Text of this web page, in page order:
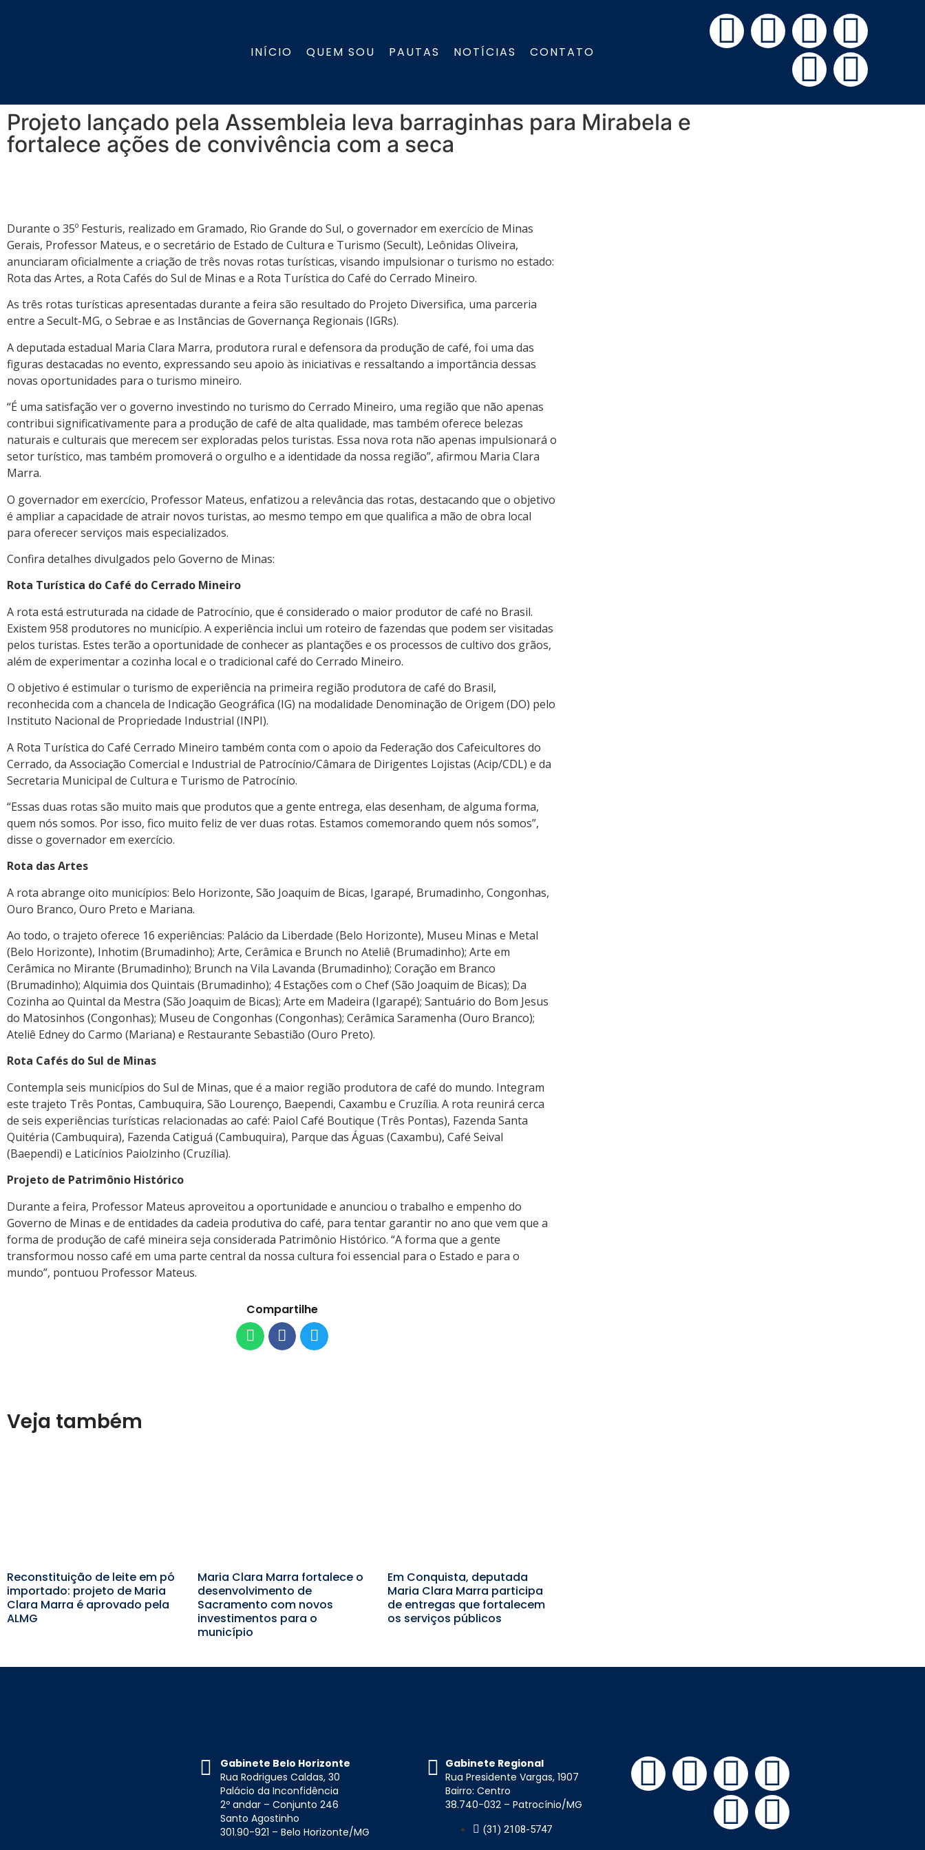
INÍCIO QUEM SOU PAUTAS NOTÍCIAS CONTATO
Projeto lançado pela Assembleia leva barraginhas para Mirabela e
fortalece ações de convivência com a seca
Durante o 35º Festuris, realizado em Gramado, Rio Grande do Sul, o governador em exercício de Minas
Gerais, Professor Mateus, e o secretário de Estado de Cultura e Turismo (Secult), Leônidas Oliveira,
anunciaram oficialmente a criação de três novas rotas turísticas, visando impulsionar o turismo no estado:
Rota das Artes, a Rota Cafés do Sul de Minas e a Rota Turística do Café do Cerrado Mineiro.
As três rotas turísticas apresentadas durante a feira são resultado do Projeto Diversifica, uma parceria
entre a Secult-MG, o Sebrae e as Instâncias de Governança Regionais (IGRs).
A deputada estadual Maria Clara Marra, produtora rural e defensora da produção de café, foi uma das
figuras destacadas no evento, expressando seu apoio às iniciativas e ressaltando a importância dessas
novas oportunidades para o turismo mineiro.
“É uma satisfação ver o governo investindo no turismo do Cerrado Mineiro, uma região que não apenas
contribui significativamente para a produção de café de alta qualidade, mas também oferece belezas
naturais e culturais que merecem ser exploradas pelos turistas. Essa nova rota não apenas impulsionará o
setor turístico, mas também promoverá o orgulho e a identidade da nossa região”, afirmou Maria Clara
Marra.
O governador em exercício, Professor Mateus, enfatizou a relevância das rotas, destacando que o objetivo
é ampliar a capacidade de atrair novos turistas, ao mesmo tempo em que qualifica a mão de obra local
para oferecer serviços mais especializados.
Confira detalhes divulgados pelo Governo de Minas:
Rota Turística do Café do Cerrado Mineiro
A rota está estruturada na cidade de Patrocínio, que é considerado o maior produtor de café no Brasil.
Existem 958 produtores no município. A experiência inclui um roteiro de fazendas que podem ser visitadas
pelos turistas. Estes terão a oportunidade de conhecer as plantações e os processos de cultivo dos grãos,
além de experimentar a cozinha local e o tradicional café do Cerrado Mineiro.
O objetivo é estimular o turismo de experiência na primeira região produtora de café do Brasil,
reconhecida com a chancela de Indicação Geográfica (IG) na modalidade Denominação de Origem (DO) pelo
Instituto Nacional de Propriedade Industrial (INPI).
A Rota Turística do Café Cerrado Mineiro também conta com o apoio da Federação dos Cafeicultores do
Cerrado, da Associação Comercial e Industrial de Patrocínio/Câmara de Dirigentes Lojistas (Acip/CDL) e da
Secretaria Municipal de Cultura e Turismo de Patrocínio.
“Essas duas rotas são muito mais que produtos que a gente entrega, elas desenham, de alguma forma,
quem nós somos. Por isso, fico muito feliz de ver duas rotas. Estamos comemorando quem nós somos”,
disse o governador em exercício.
Rota das Artes
A rota abrange oito municípios: Belo Horizonte, São Joaquim de Bicas, Igarapé, Brumadinho, Congonhas,
Ouro Branco, Ouro Preto e Mariana.
Ao todo, o trajeto oferece 16 experiências: Palácio da Liberdade (Belo Horizonte), Museu Minas e Metal
(Belo Horizonte), Inhotim (Brumadinho); Arte, Cerâmica e Brunch no Ateliê (Brumadinho); Arte em
Cerâmica no Mirante (Brumadinho); Brunch na Vila Lavanda (Brumadinho); Coração em Branco
(Brumadinho); Alquimia dos Quintais (Brumadinho); 4 Estações com o Chef (São Joaquim de Bicas); Da
Cozinha ao Quintal da Mestra (São Joaquim de Bicas); Arte em Madeira (Igarapé); Santuário do Bom Jesus
do Matosinhos (Congonhas); Museu de Congonhas (Congonhas); Cerâmica Saramenha (Ouro Branco);
Ateliê Edney do Carmo (Mariana) e Restaurante Sebastião (Ouro Preto).
Rota Cafés do Sul de Minas
Contempla seis municípios do Sul de Minas, que é a maior região produtora de café do mundo. Integram
este trajeto Três Pontas, Cambuquira, São Lourenço, Baependi, Caxambu e Cruzília. A rota reunirá cerca
de seis experiências turísticas relacionadas ao café: Paiol Café Boutique (Três Pontas), Fazenda Santa
Quitéria (Cambuquira), Fazenda Catiguá (Cambuquira), Parque das Águas (Caxambu), Café Seival
(Baependi) e Laticínios Paiolzinho (Cruzília).
Projeto de Patrimônio Histórico
Durante a feira, Professor Mateus aproveitou a oportunidade e anunciou o trabalho e empenho do
Governo de Minas e de entidades da cadeia produtiva do café, para tentar garantir no ano que vem que a
forma de produção de café mineira seja considerada Patrimônio Histórico. “A forma que a gente
transformou nosso café em uma parte central da nossa cultura foi essencial para o Estado e para o
mundo”, pontuou Professor Mateus.
Compartilhe
Veja também
Reconstituição de leite em pó
importado: projeto de Maria
Clara Marra é aprovado pela
ALMG
Maria Clara Marra fortalece o
desenvolvimento de
Sacramento com novos
investimentos para o
município
Em Conquista, deputada
Maria Clara Marra participa
de entregas que fortalecem
os serviços públicos
Gabinete Belo Horizonte
Rua Rodrigues Caldas, 30
Palácio da Inconfidência
2º andar – Conjunto 246
Santo Agostinho
301.90-921 – Belo Horizonte/MG
Gabinete Regional
Rua Presidente Vargas, 1907
Bairro: Centro
38.740-032 – Patrocínio/MG
(31) 2108-5747